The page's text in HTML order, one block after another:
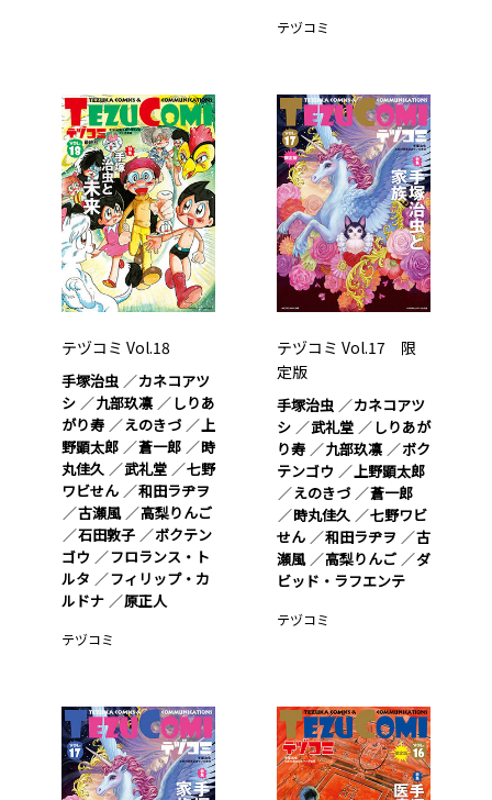
テヅコミ
テヅコミ Vol.18
手塚治虫
カネコアツ
シ
九部玖凛
しりあ
がり寿
えのきづ
上
野顕太郎
蒼一郎
時
丸佳久
武礼堂
七野
ワビせん
和田ラヂヲ
古瀬風
高梨りんご
石田敦子
ボクテン
ゴウ
フロランス・ト
ルタ
フィリップ・カ
ルドナ
原正人
テヅコミ
テヅコミ Vol.17 限
定版
手塚治虫
カネコアツ
シ
武礼堂
しりあが
り寿
九部玖凛
ボク
テンゴウ
上野顕太郎
えのきづ
蒼一郎
時丸佳久
七野ワビ
せん
和田ラヂヲ
古
瀬風
高梨りんご
ダ
ビッド・ラフエンテ
テヅコミ